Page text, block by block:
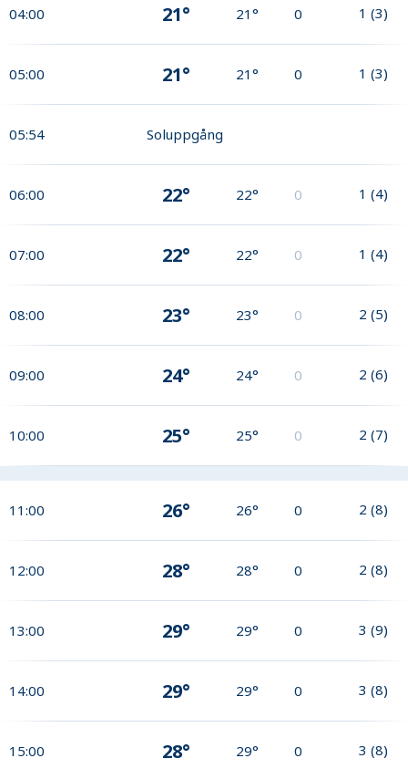
04:00 21° 21° 0 1 (3)
05:00 21° 21° 0 1 (3)
05:54 Soluppgång
06:00 22° 22° 0 1 (4)
07:00 22° 22° 0 1 (4)
08:00 23° 23° 0 2 (5)
09:00 24° 24° 0 2 (6)
10:00 25° 25° 0 2 (7)
11:00 26° 26° 0 2 (8)
12:00 28° 28° 0 2 (8)
13:00 29° 29° 0 3 (9)
14:00 29° 29° 0 3 (8)
15:00 28° 29° 0 3 (8)